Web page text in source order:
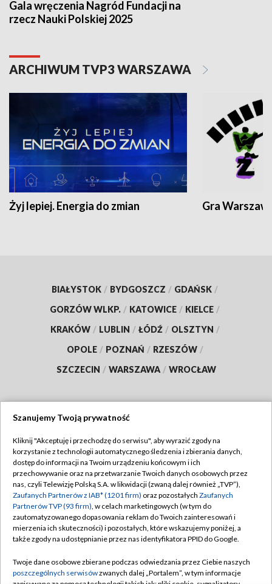
Gala wręczenia Nagród Fundacji na
rzecz Nauki Polskiej 2025
ARCHIWUM TVP3 WARSZAWA
Żyj lepiej. Energia do zmian Gra
BIAŁYSTOK / BYDGOSZCZ / GDAŃSK /
GORZÓW WLKP. / KATOWICE / KIELCE /
KRAKÓW / LUBLIN / ŁÓDŹ / OLSZTYN /
OPOLE / POZNAŃ / RZESZÓW /
SZCZECIN / WARSZAWA / WROCŁAW
TVP
Abonament TVP
Emisja w TVP
Centrum informacji TVP
Naziemna Telewizja Cyfrowa
Rada Programowa
Regulamin TVP
Polityka prywatności
Moje zgody
Pomoc
Kontakt
Szanujemy Twoją prywatność
Kliknij "Akceptuję i przechodzę do serwisu", aby wyrazić zgody na
korzystanie z technologii automatycznego śledzenia i zbierania danych,
dostęp do informacji na Twoim urządzeniu końcowym i ich
przechowywanie oraz na przetwarzanie Twoich danych osobowych przez
nas, czyli Telewizję Polską S.A. w likwidacji (zwaną dalej również „TVP”),
Zaufanych Partnerów z IAB* (1201 firm) oraz pozostałych Zaufanych
Partnerów TVP (93 firm), w celach marketingowych (w tym do
zautomatyzowanego dopasowania reklam do Twoich zainteresowań i
mierzenia ich skuteczności) i pozostałych, które wskazujemy poniżej, a
także zgody na udostępnianie przez nas identyfikatora PPID do Google.
Twoje dane osobowe zbierane podczas odwiedzania przez Ciebie naszych
poszczególnych serwisówzwanych dalej „Portalem”, w tym informacje